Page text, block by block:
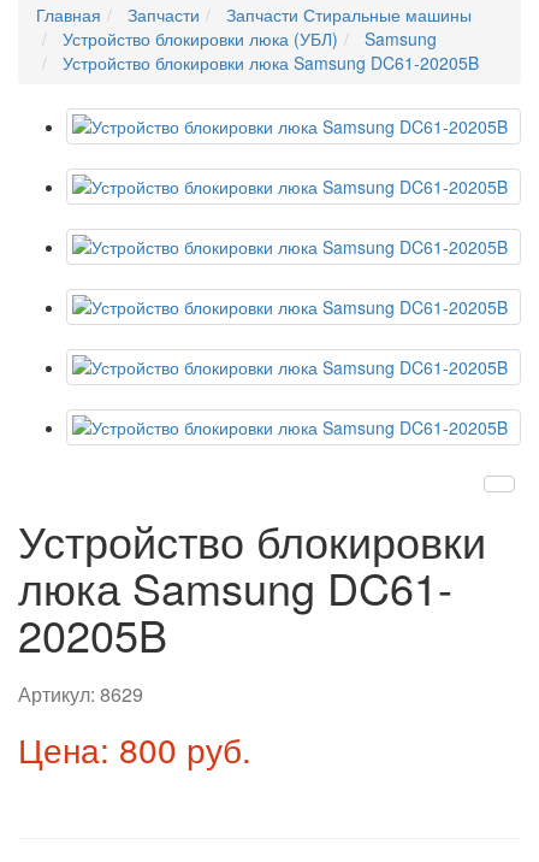
Главная Запчасти
Запчасти Стиральные машины
Устройство блокировки люка (УБЛ)
Samsung
Устройство блокировки люка Samsung DC61-20205B
Устройство блокировки
люка Samsung DC61-
20205B
Артикул: 8629
Цена: 800 руб.